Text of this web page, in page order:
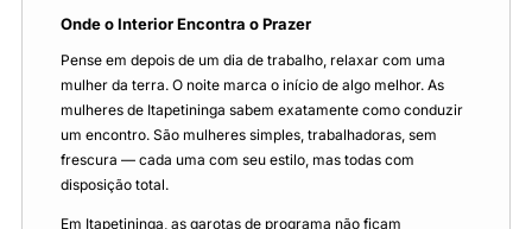
Onde o Interior Encontra o Prazer
Pense em depois de um dia de trabalho, relaxar com uma
mulher da terra. O noite marca o início de algo melhor. As
mulheres de Itapetininga sabem exatamente como conduzir
um encontro. São mulheres simples, trabalhadoras, sem
frescura — cada uma com seu estilo, mas todas com
disposição total.
Em Itapetininga, as garotas de programa não ficam